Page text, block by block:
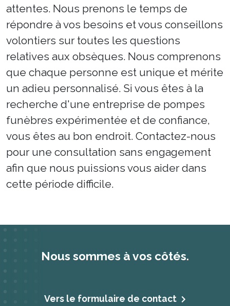
attentes. Nous prenons le temps de
répondre à vos besoins et vous conseillons
volontiers sur toutes les questions
relatives aux obsèques. Nous comprenons
que chaque personne est unique et mérite
un adieu personnalisé. Si vous êtes à la
recherche d'une entreprise de pompes
funèbres expérimentée et de confiance,
vous êtes au bon endroit. Contactez-nous
pour une consultation sans engagement
afin que nous puissions vous aider dans
cette période difficile.
Nous sommes à vos côtés.
Vers le formulaire de contact